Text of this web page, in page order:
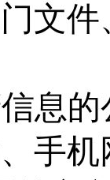
文
息
、手机